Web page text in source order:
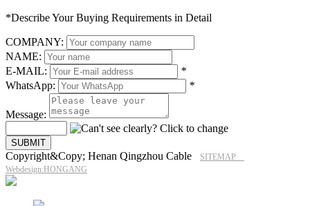
*Describe Your Buying Requirements in Detail
COMPANY:
NAME:
E-MAIL:
*
WhatsApp:
*
Message:
Copyright&Copy; Henan Qingzhou Cable
SITEMAP
Webdesign:HONGANG